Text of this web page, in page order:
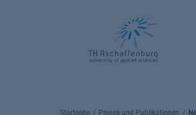
Startseite Presse und Publikationen